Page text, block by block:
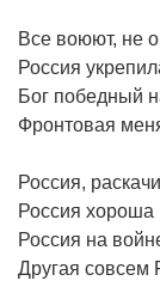
Все воюют, не
Россия
Бог победный
Фронтовая
Россия,
Россия хороша
Россия на
Другая совсем